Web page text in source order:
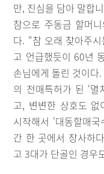
만, 진심을 담아 말합
참으로 주동금 할머
다. “참 오래 찾아주
고 언급했듯이 60년
손님에게 돌린 것이다
의 전매특허가 된 ‘
고, 변변한 상호도 없
시작해서 ‘대동할매
간 한 곳에서 장사하
고 3대가 단골인 경우